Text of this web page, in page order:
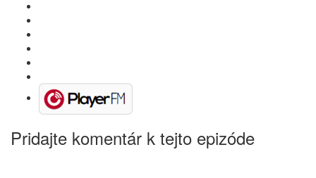
Pridajte komentár k tejto epizóde